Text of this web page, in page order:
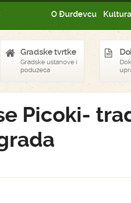
O Đurđevcu
Gradske tvrtke
Gradske ustanove i
poduzeća
Picoki-